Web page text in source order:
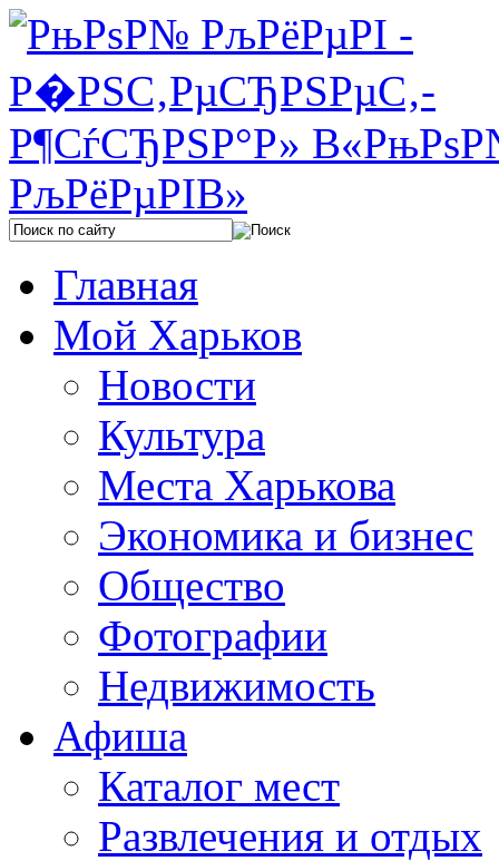
Главная
Мой Харьков
Новости
Культура
Места Харькова
Экономика и бизнес
Общество
Фотографии
Недвижимость
Афиша
Каталог мест
Развлечения и отдых